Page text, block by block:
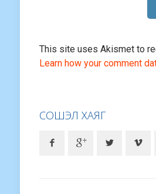
This site uses Akismet to
Learn how your comment
СОШЭЛ ХАЯГ